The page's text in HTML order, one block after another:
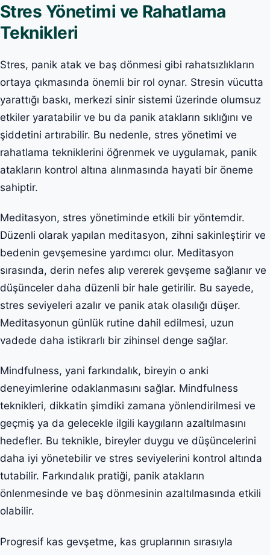
Stres Yönetimi ve Rahatlama
Teknikleri
Stres, panik atak ve baş dönmesi gibi rahatsızlıkların
ortaya çıkmasında önemli bir rol oynar. Stresin vücutta
yarattığı baskı, merkezi sinir sistemi üzerinde olumsuz
etkiler yaratabilir ve bu da panik atakların sıklığını ve
şiddetini artırabilir. Bu nedenle, stres yönetimi ve
rahatlama tekniklerini öğrenmek ve uygulamak, panik
atakların kontrol altına alınmasında hayati bir öneme
sahiptir.
Meditasyon, stres yönetiminde etkili bir yöntemdir.
Düzenli olarak yapılan meditasyon, zihni sakinleştirir ve
bedenin gevşemesine yardımcı olur. Meditasyon
sırasında, derin nefes alıp vererek gevşeme sağlanır ve
düşünceler daha düzenli bir hale getirilir. Bu sayede,
stres seviyeleri azalır ve panik atak olasılığı düşer.
Meditasyonun günlük rutine dahil edilmesi, uzun
vadede daha istikrarlı bir zihinsel denge sağlar.
Mindfulness, yani farkındalık, bireyin o anki
deneyimlerine odaklanmasını sağlar. Mindfulness
teknikleri, dikkatin şimdiki zamana yönlendirilmesi ve
geçmiş ya da gelecekle ilgili kaygıların azaltılmasını
hedefler. Bu teknikle, bireyler duygu ve düşüncelerini
daha iyi yönetebilir ve stres seviyelerini kontrol altında
tutabilir. Farkındalık pratiği, panik atakların
önlenmesinde ve baş dönmesinin azaltılmasında etkili
olabilir.
Progresif kas gevşetme, kas gruplarının sırasıyla